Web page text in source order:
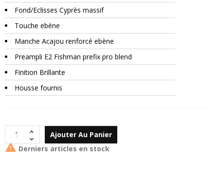
Fond/Eclisses Cyprès massif
Touche ebène
Manche Acajou renforcé ebène
Preampli E2 Fishman prefix pro blend
Finition Brillante
Housse fournis
Ajouter Au Panier
 Derniers articles en stock